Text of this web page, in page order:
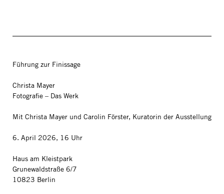
Führung zur Finissage
Christa Mayer
Fotografie – Das Werk
Mit Christa Mayer und Carolin Förster, Kuratorin der Ausstellung
6. April 2026, 16 Uhr
Haus am Kleistpark
Grunewaldstraße 6/7
10823 Berlin